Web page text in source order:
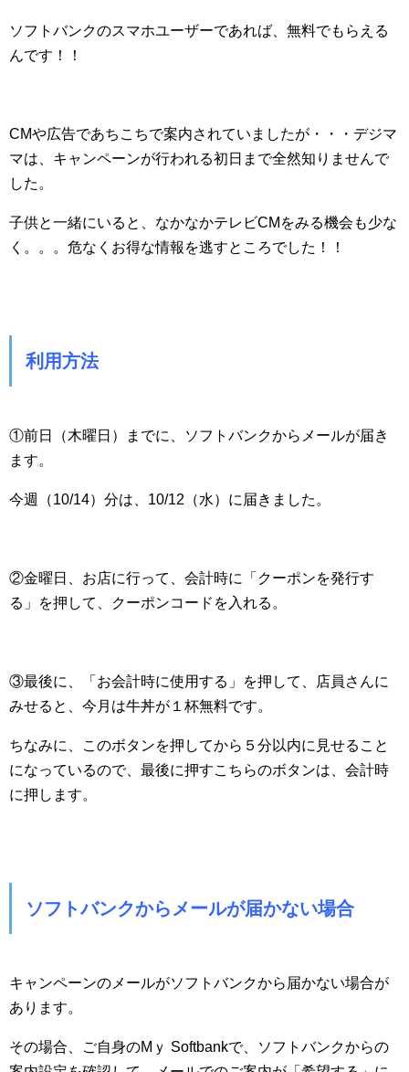
ソフトバンクのスマホユーザーであれば、無料でもらえる
んです！！
CMや広告であちこちで案内されていましたが・・・デジマ
マは、キャンペーンが行われる初日まで全然知りませんで
した。
子供と一緒にいると、なかなかテレビCMをみる機会も少な
く。。。危なくお得な情報を逃すところでした！！
利用方法
①前日（木曜日）までに、ソフトバンクからメールが届き
ます。
今週（10/14）分は、10/12（水）に届きました。
②金曜日、お店に行って、会計時に「クーポンを発行す
る」を押して、クーポンコードを入れる。
③最後に、「お会計時に使用する」を押して、店員さんに
みせると、今月は牛丼が１杯無料です。
ちなみに、このボタンを押してから５分以内に見せること
になっているので、最後に押すこちらのボタンは、会計時
に押します。
ソフトバンクからメールが届かない場合
キャンペーンのメールがソフトバンクから届かない場合が
あります。
その場合、ご自身のMｙ Softbankで、ソフトバンクからの